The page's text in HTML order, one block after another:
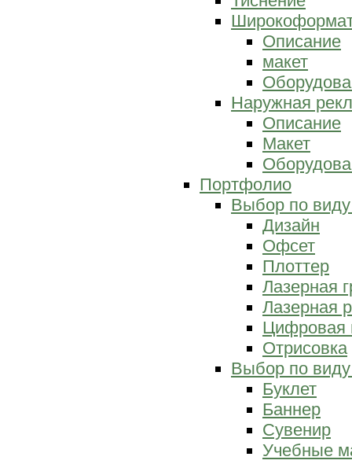
Описание
макет
Наружная
Описание
Макет
Портфолио
Выбор по
Дизайн
Офсет
Плоттер
Лазерная
Лазерная
Цифровая
Отрисовка
Выбор по
Буклет
Баннер
Сувенир
Учебные